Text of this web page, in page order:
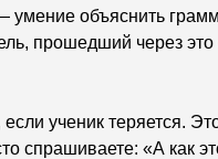
умение объяснить
прошедший через
если ученик теряется.
спрашиваете: «А как